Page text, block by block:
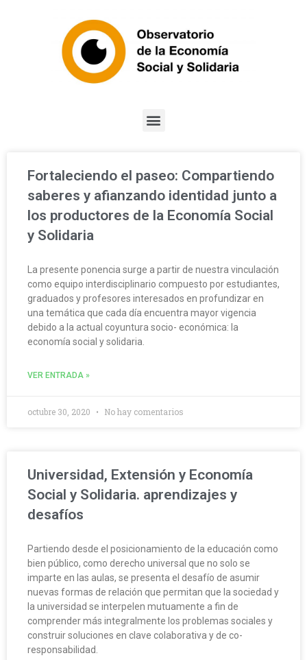
Fortaleciendo el paseo: Compartiendo
saberes y afianzando identidad junto a
los productores de la Economía Social
y Solidaria
La presente ponencia surge a partir de nuestra vinculación
como equipo interdisciplinario compuesto por estudiantes,
graduados y profesores interesados en profundizar en
una temática que cada día encuentra mayor vigencia
debido a la actual coyuntura socio- económica: la
economía social y solidaria.
VER ENTRADA »
octubre 30, 2020 No hay comentarios
Universidad, Extensión y Economía
Social y Solidaria. aprendizajes y
desafíos
Partiendo desde el posicionamiento de la educación como
bien público, como derecho universal que no solo se
imparte en las aulas, se presenta el desafío de asumir
nuevas formas de relación que permitan que la sociedad y
la universidad se interpelen mutuamente a fin de
comprender más integralmente los problemas sociales y
construir soluciones en clave colaborativa y de co-
responsabilidad.